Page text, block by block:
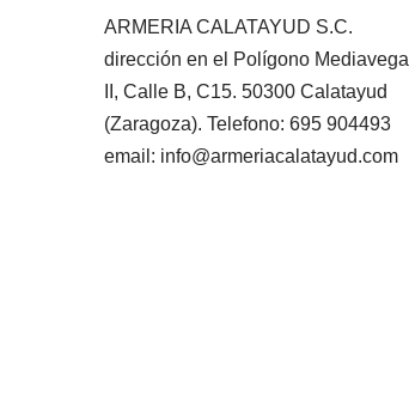
ARMERIA CALATAYUD S.C.
dirección en el Polígono Mediavega
II, Calle B, C15. 50300 Calatayud
(Zaragoza). Telefono: 695 904493
email: info@armeriacalatayud.com